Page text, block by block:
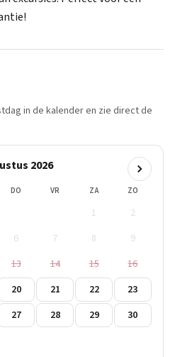
in de kalender en zie direct de
2026
DO VR ZA ZO
1
2
6 7 8
9
13 14 15
16
20 21 22
23
27 28 29
30